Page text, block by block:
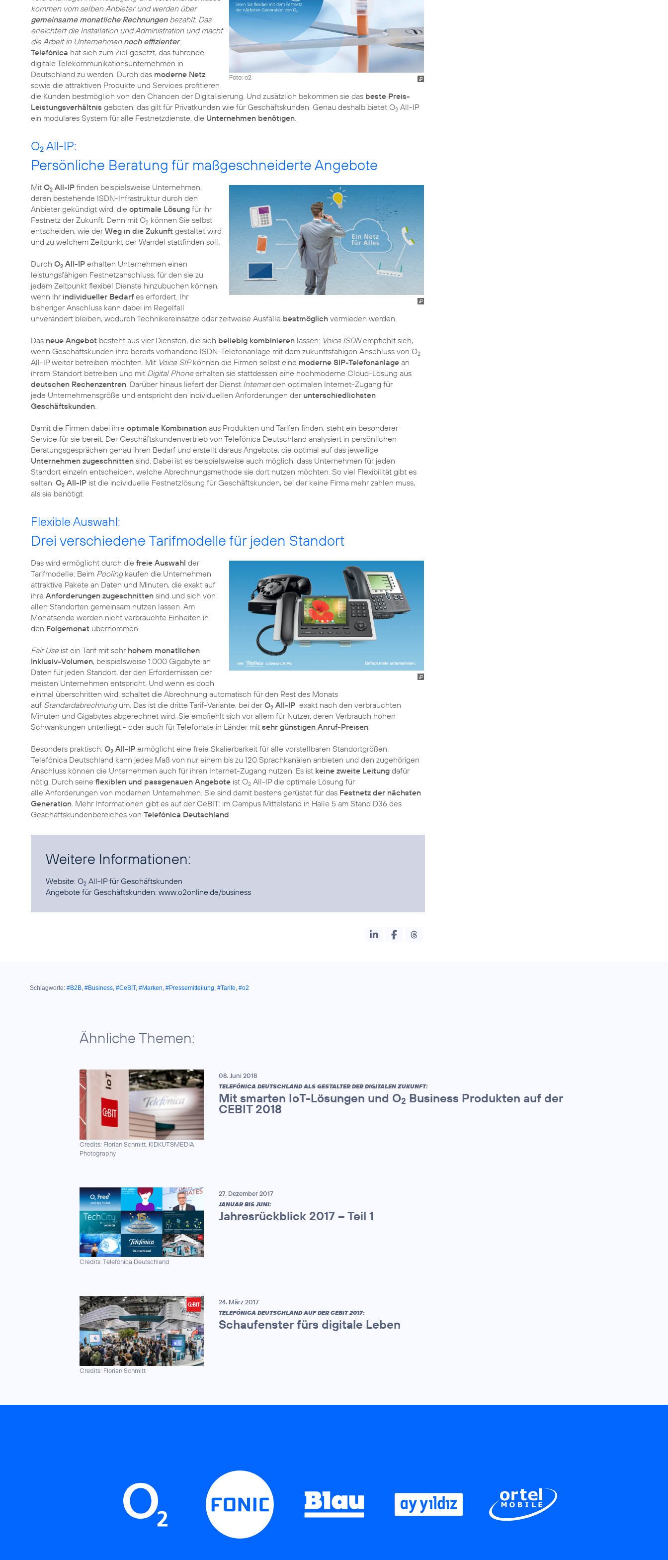
Foto: o2
kommen vom selben Anbieter und werden über
gemeinsame monatliche Rechnungenbezahlt. Das
erleichtert die Installation und Administration und macht
die Arbeit in Unternehmen noch effizienter.
Telefónica hat sich zum Ziel gesetzt, das führende
digitale Telekommunikationsunternehmen in
Deutschland zu werden. Durch das moderne Netz
sowie die attraktiven Produkte und Services profitieren
die Kunden bestmöglich von den Chancen der Digitalisierung. Und zusätzlich bekommen sie das beste Preis-
Leistungsverhältnis geboten, das gilt für Privatkunden wie für Geschäftskunden. Genau deshalb bietet O2 All-IP
ein modulares System für alle Festnetzdienste, die Unternehmen benötigen.
O2 All-IP:
Persönliche Beratung für maßgeschneiderte Angebote
Mit O2 All-IP finden beispielsweise Unternehmen,
deren bestehende ISDN-Infrastruktur durch den
Anbieter gekündigt wird, die optimale Lösung für ihr
Festnetz der Zukunft. Denn mit O2 können Sie selbst
entscheiden, wie derWeg in die Zukunft gestaltet wird
und zu welchem Zeitpunkt der Wandel stattfinden soll.
Durch O2 All-IP erhalten Unternehmen einen
leistungsfähigen Festnetzanschluss, für den sie zu
jedem Zeitpunkt flexibel Dienste hinzubuchen können,
wenn ihr individueller Bedarf es erfordert. Ihr
bisheriger Anschluss kann dabei im Regelfall
unverändert bleiben, wodurch Technikereinsätze oder zeitweise Ausfälle bestmöglich vermieden werden.
Das neue Angebot besteht aus vier Diensten, die sich beliebig kombinieren lassen: Voice ISDNempfiehlt sich,
wenn Geschäftskunden ihre bereits vorhandene ISDN-Telefonanlage mit dem zukunftsfähigen Anschluss von O2
All-IP weiter betreiben möchten. Mit Voice SIPkönnen die Firmen selbst eine moderne SIP-Telefonanlage an
ihrem Standort betreiben und mit Digital Phoneerhalten sie stattdessen eine hochmoderne Cloud-Lösung aus
deutschen Rechenzentren. Darüber hinaus liefert der Dienst Internetden optimalen Internet-Zugang für
jede Unternehmensgröße und entspricht den individuellen Anforderungen der unterschiedlichsten
Geschäftskunden.
Damit die Firmen dabei ihre optimale Kombination aus Produkten und Tarifen finden, steht ein besonderer
Service für sie bereit: Der Geschäftskundenvertrieb von Telefónica Deutschland analysiert in persönlichen
Beratungsgesprächen genau ihren Bedarf und erstellt daraus Angebote, die optimal auf das jeweilige
Unternehmen zugeschnitten sind. Dabei ist es beispielsweise auch möglich, dass Unternehmen für jeden
Standort einzeln entscheiden, welche Abrechnungsmethode sie dort nutzen möchten. So viel Flexibilität gibt es
selten. O2 All-IP ist die individuelle Festnetzlösung für Geschäftskunden, bei der keine Firma mehr zahlen muss,
als sie benötigt.
Flexible Auswahl:
Drei verschiedene Tarifmodelle für jeden Standort
Das wird ermöglicht durch die freie Auswahl der
Tarifmodelle: Beim Poolingkaufen die Unternehmen
attraktive Pakete an Daten und Minuten, die exakt auf
ihre Anforderungen zugeschnitten sind und sich von
allen Standorten gemeinsam nutzen lassen. Am
Monatsende werden nicht verbrauchte Einheiten in
den Folgemonat übernommen.
Fair Useist ein Tarif mit sehr hohem monatlichen
Inklusiv-Volumen, beispielsweise 1.000 Gigabyte an
Daten für jeden Standort, der den Erfordernissen der
meisten Unternehmen entspricht. Und wenn es doch
einmal überschritten wird, schaltet die Abrechnung automatisch für den Rest des Monats
auf Standardabrechnungum. Das ist die dritte Tarif-Variante, bei derO2 All-IP exakt nach den verbrauchten
Minuten und Gigabytes abgerechnet wird. Sie empfiehlt sich vor allem für Nutzer, deren Verbrauch hohen
Schwankungen unterliegt - oder auch für Telefonate in Länder mit sehr günstigen Anruf-Preisen.
Besonders praktisch: O2 All-IP ermöglicht eine freie Skalierbarkeit für alle vorstellbaren Standortgrößen.
Telefónica Deutschland kann jedes Maß von nur einem bis zu 120 Sprachkanälen anbieten und den zugehörigen
Anschluss können die Unternehmen auch für ihren Internet-Zugang nutzen. Es ist keine zweite Leitung dafür
nötig. Durch seine flexiblen und passgenauen Angebote ist O2 All-IP die optimale Lösung für
alle Anforderungen von modernen Unternehmen. Sie sind damit bestens gerüstet für das Festnetz der nächsten
Generation. Mehr Informationen gibt es auf der CeBIT: im Campus Mittelstand in Halle 5 am Stand D36 des
Geschäftskundenbereiches von Telefónica Deutschland.
Weitere Informationen:
Website: O2 All-IPfür Geschäftskunden
Angebote für Geschäftskunden: www.o2online.de/business
Schlagworte: #B2B, #Business, #CeBIT, #Marken, #Pressemitteilung, #Tarife, #o2
Ähnliche Themen:
Credits: Florian Schmitt, KIDKUTSMEDIA
Photography
08. Juni 2018
TELEFÓNICA DEUTSCHLAND ALS GESTALTER DER DIGITALEN ZUKUNFT:
Mit smarten IoT-Lösungen und O2 Business Produkten auf der
CEBIT 2018
Credits: Telefónica Deutschland
27. Dezember 2017
JANUAR BIS JUNI:
Jahresrückblick 2017 – Teil 1
Credits: Florian Schmitt
24. März 2017
TELEFÓNICA DEUTSCHLAND AUF DER CEBIT 2017:
Schaufenster fürs digitale Leben